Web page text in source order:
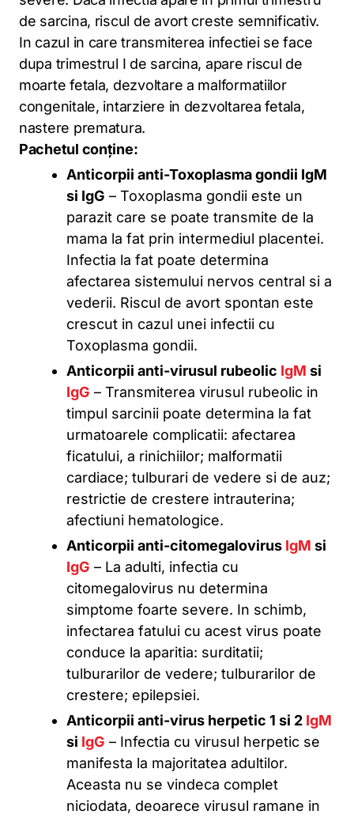
de sarcina, riscul de avort creste semnificativ.
In cazul in care transmiterea infectiei se face
dupa trimestrul I de sarcina, apare riscul de
moarte fetala, dezvoltare a malformatiilor
congenitale, intarziere in dezvoltarea fetala,
nastere prematura.
Pachetul conține:
Anticorpii anti-Toxoplasma gondii IgM
si IgG – Toxoplasma gondii este un
parazit care se poate transmite de la
mama la fat prin intermediul placentei.
Infectia la fat poate determina
afectarea sistemului nervos central si a
vederii. Riscul de avort spontan este
crescut in cazul unei infectii cu
Toxoplasma gondii.
Anticorpii anti-virusul rubeolic IgM si
IgG – Transmiterea virusul rubeolic in
timpul sarcinii poate determina la fat
urmatoarele complicatii: afectarea
ficatului, a rinichiilor; malformatii
cardiace; tulburari de vedere si de auz;
restrictie de crestere intrauterina;
afectiuni hematologice.
Anticorpii anti-citomegalovirus IgM si
IgG – La adulti, infectia cu
citomegalovirus nu determina
simptome foarte severe. In schimb,
infectarea fatului cu acest virus poate
conduce la aparitia: surditatii;
tulburarilor de vedere; tulburarilor de
crestere; epilepsiei.
Anticorpii anti-virus herpetic 1 si 2 IgM
si IgG – Infectia cu virusul herpetic se
manifesta la majoritatea adultilor.
Aceasta nu se vindeca complet
niciodata, deoarece virusul ramane in